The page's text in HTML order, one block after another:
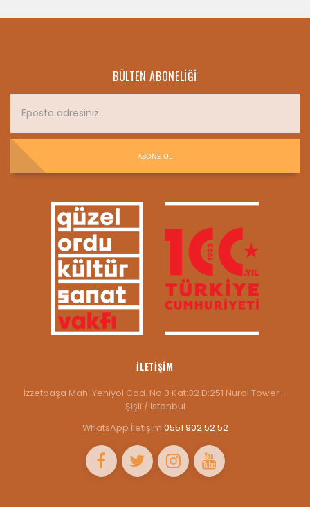
BÜLTEN ABONELIĞI
ABONE OL
İLETIŞIM
İzzetpaşa Mah. Yeniyol Cad. No:3 Kat:32 D:251 Nurol Tower -
Şişli / İstanbul
WhatsApp İletişim 0551 902 52 52